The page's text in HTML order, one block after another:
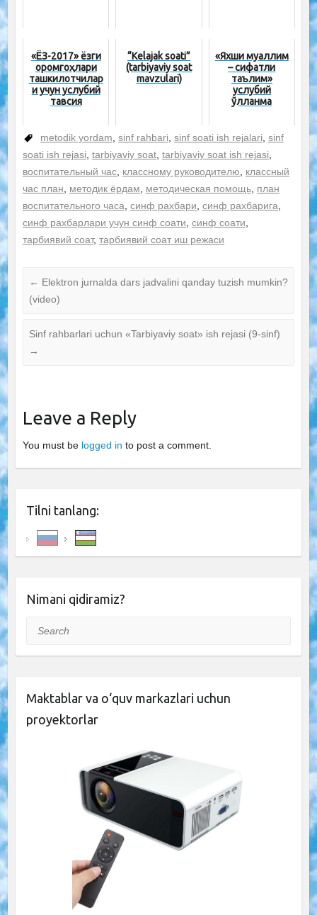
«ЁЗ-2017» ёзги
оромгоҳлари
ташкилотчилар
и учун услубий
тавсия
“Kelajak soati”
(tarbiyaviy soat
mavzulari)
«Яхши муаллим
– сифатли
таълим»
услубий
қўлланма
metodik yordam sinf rahbari sinf soati ish rejalari sinf
soati ish rejasi tarbiyaviy soat, tarbiyaviy soat ish rejasi
воспитательный час, классному руководителю
классный
час план
методик ёрдам методическая помощь, план
воспитательного часа синф рахбари синф рахбарига
синф рахбарлари учун синф соати синф соати
тарбиявий соат, тарбиявий соат иш режаси
← Elektron jurnalda dars jadvalini qanday tuzish mumkin?
(video)
Sinf rahbarlari uchun «Tarbiyaviy soat» ish rejasi (9-sinf)
→
Leave a Reply
You must be logged in to post a comment.
Tilni tanlang:
Nimani qidiramiz?
Search
Maktablar va o‘quv markazlari uchun
proyektorlar